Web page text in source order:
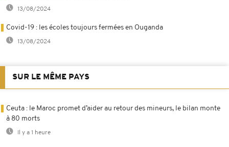
13/08/2024
Covid-19 : les écoles toujours fermées en Ouganda
13/08/2024
SUR LE MÊME PAYS
Ceuta : le Maroc promet d’aider au retour des mineurs, le bilan monte
à 80 morts
Il y a 1 heure